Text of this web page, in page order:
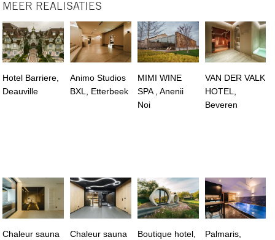
MEER REALISATIES
Hotel Barriere,
Deauville
Animo Studios
BXL, Etterbeek
MIMI WINE
SPA , Anenii
Noi
VAN DER VALK
HOTEL,
Beveren
Chaleur sauna
Chaleur sauna
Boutique hotel,
Palmaris,